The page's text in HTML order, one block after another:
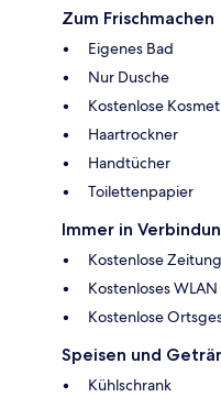
Zum Frischmachen
Eigenes Bad
Nur Dusche
Kostenlose
Haartrockner
Handtücher
Toilettenpapier
Immer in
Kostenlose
Kostenloses WLAN
Kostenlose
Speisen und
Kühlschrank